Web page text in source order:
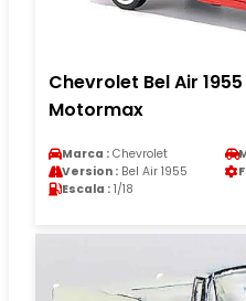
Chevrolet Bel Air
Motormax
Marca : Chevrolet
Version : Bel Air 1955
Escala : 1/18